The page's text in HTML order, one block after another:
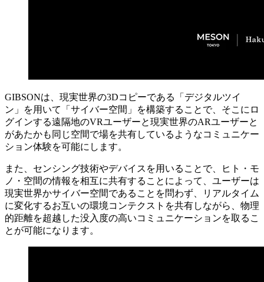
GIBSONは、現実世界の3Dコピーである「デジタルツイ
ン」を用いて「サイバー空間」を構築することで、そこにロ
グインする遠隔地のVRユーザーと現実世界のARユーザーと
があたかも同じ空間で場を共有しているようなコミュニケー
ション体験を可能にします。
また、センシング技術やデバイスを用いることで、ヒト・モ
ノ・空間の情報を相互に共有することによって、ユーザーは
現実世界かサイバー空間であることを問わず、リアルタイム
に変化するお互いの環境コンテクストを共有しながら、物理
的距離を超越した没入度の高いコミュニケーションを取るこ
とが可能になります。